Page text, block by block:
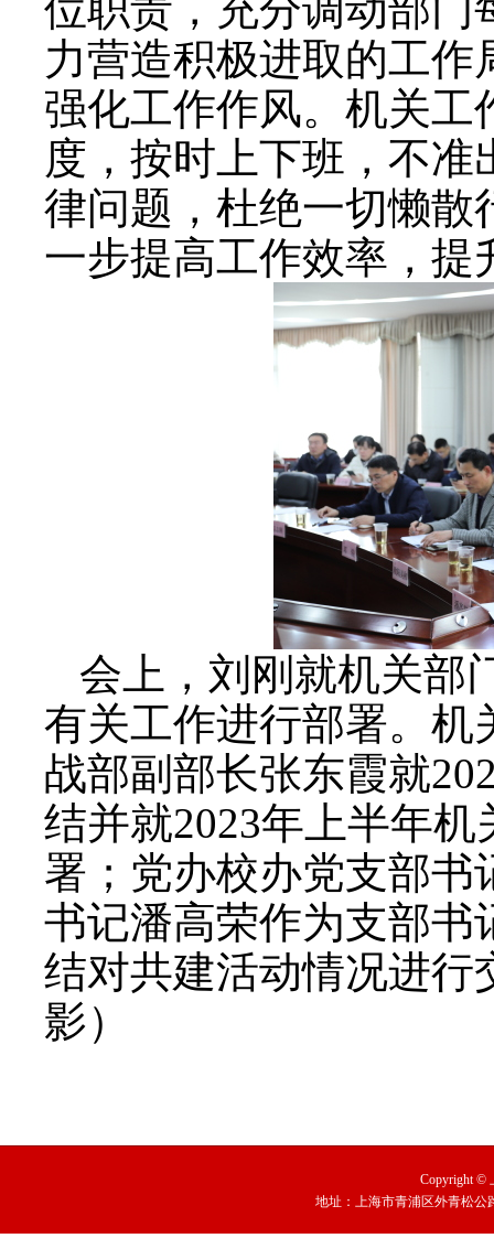
力营造积极进取的工
强化工作作风。机关工
度，按时上下班，不
律问题，杜绝一切懒散
一步提高工作效率，提
会上，刘刚就机关部
有关工作进行部署。机
战部副部长张东霞就
结并就2023年上半年
署；党办校办党支部书
书记潘高荣作为支部书
结对共建活动情况进行
影）
Copyright ©
地址：上海市青浦区外青松公